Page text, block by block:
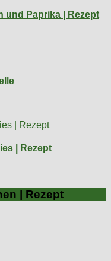
und Paprika | Rezept
| Rezept
| Rezept